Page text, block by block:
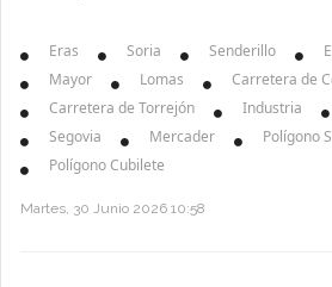
Eras Soria Senderillo
Mayor
Lomas
Carretera de
Carretera de Torrejón
Industria
Segovia
Mercader
Polígono
Polígono Cubilete
Martes, 30 Junio 2026 10:58